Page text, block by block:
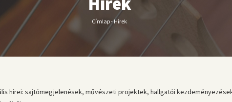
Morzsa
Címlap-Hírek
hírei: sajtómegjelenések, művészeti projektek, hallgatói